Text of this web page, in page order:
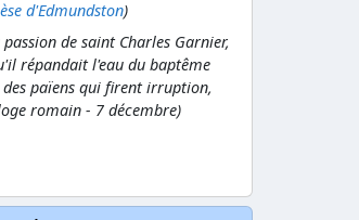
d'Edmundston)
de saint Charles Garnier,
répandait l'eau du baptême
païens qui firent irruption,
romain - 7 décembre)